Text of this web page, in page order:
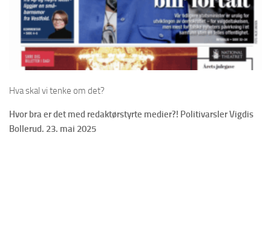
Hva skal vi tenke om det?
Hvor bra er det med redaktørstyrte medier?! Politivarsler Vigdis
Bollerud. 23. mai 2025